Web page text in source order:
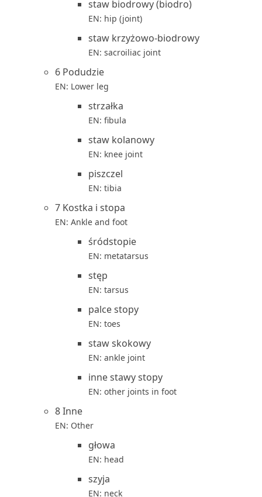
staw biodrowy (biodro)
EN: hip (joint)
staw krzyżowo-biodrowy
EN: sacroiliac joint
6 Podudzie
EN: Lower leg
strzałka
EN: fibula
staw kolanowy
EN: knee joint
piszczel
EN: tibia
7 Kostka i stopa
EN: Ankle and foot
śródstopie
EN: metatarsus
stęp
EN: tarsus
palce stopy
EN: toes
staw skokowy
EN: ankle joint
inne stawy stopy
EN: other joints in foot
8 Inne
EN: Other
głowa
EN: head
szyja
EN: neck